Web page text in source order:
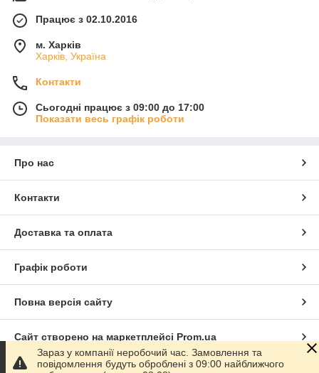
Працює з 02.10.2016
м. Харків
Харків, Україна
Контакти
Сьогодні працює з 09:00 до 17:00
Показати весь графік роботи
Про нас
Контакти
Доставка та оплата
Графік роботи
Повна версія сайту
Сайт створено на маркетплейсі Prom.ua
Зараз у компанії неробочий час. Замовлення та
повідомлення будуть оброблені з 09:00 найближчого